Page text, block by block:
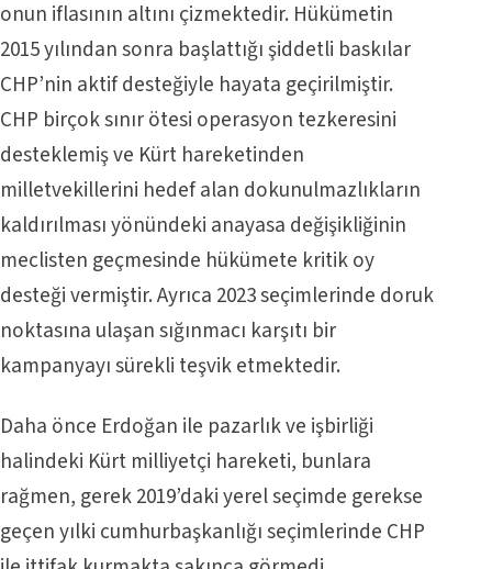
onun iflasının altını çizmektedir. Hükümetin
2015 yılından sonra başlattığı şiddetli baskılar
CHP’nin aktif desteğiyle hayata geçirilmiştir.
CHP birçok sınır ötesi operasyon tezkeresini
desteklemiş ve Kürt hareketinden
milletvekillerini hedef alan dokunulmazlıkların
kaldırılması yönündeki anayasa değişikliğinin
meclisten geçmesinde hükümete kritik oy
desteği vermiştir. Ayrıca 2023 seçimlerinde doruk
noktasına ulaşan sığınmacı karşıtı bir
kampanyayı sürekli teşvik etmektedir.
Daha önce Erdoğan ile pazarlık ve işbirliği
halindeki Kürt milliyetçi hareketi, bunlara
rağmen, gerek 2019’daki yerel seçimde gerekse
geçen yılki cumhurbaşkanlığı seçimlerinde CHP